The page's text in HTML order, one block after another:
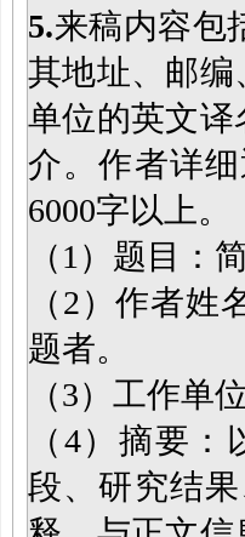
5.来稿内容包
其地址、邮
单位的英文
介。作者详
6000字以上。
（1）题目：
（2）作者
题者。
（3）工作单
（4）摘要
段、研究结